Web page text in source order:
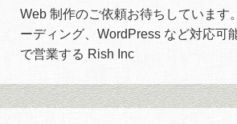
Web 制作のご依頼お待ちしています
ーディング、WordPress など対応可
で営業する Rish Inc